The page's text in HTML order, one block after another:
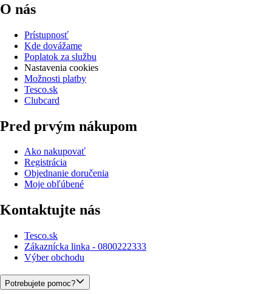
O nás
Prístupnosť
Kde dovážame
Poplatok za službu
Nastavenia cookies
Možnosti platby
Tesco.sk
Clubcard
Pred prvým nákupom
Ako nakupovať
Registrácia
Objednanie doručenia
Moje obľúbené
Kontaktujte nás
Tesco.sk
Zákaznícka linka - 0800222333
Výber obchodu
Potrebujete pomoc?